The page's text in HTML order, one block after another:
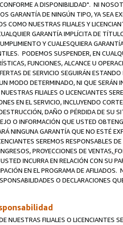
A DISPONIBILIDAD". NI
GARANTÍA DE NINGÚN TIPO, YA SEA
COMO NUESTRAS FILIALES Y
GARANTÍA IMPLÍCITA DE
Y CUALESQUIERA
PODEMOS SUSPENDER, EN
FUNCIONES, ALCANCE U
DE SERVICIO SEGUIRÁN
MODO DETERMINADO, NI QUE SERÁN
FILIALES O LICENCIANTES
EN EL SERVICIO, INCLUYENDO
DAÑO O PÉRDIDA DE SU
O INFORMACIÓN QUE USTED
NINGUNA GARANTÍA QUE NO ESTÉ
SEREMOS RESPONSABLES
PROYECCIONES DE VENTAS,
INCURRA EN RELACIÓN CON SU
EN EL PROGRAMA DE
O DECLARACIONES
NUESTRAS FILIALES O LICENCIANTES